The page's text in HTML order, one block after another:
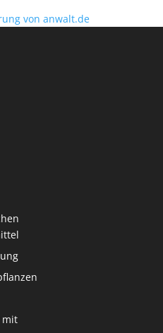
von anwalt.de
mit